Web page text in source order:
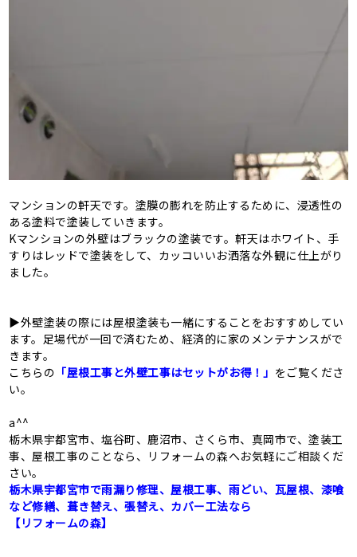
マンションの軒天です。塗膜の膨れを防止するために、浸透性の
ある塗料で塗装していきます。
Kマンションの外壁はブラックの塗装です。軒天はホワイト、手
すりはレッドで塗装をして、カッコいいお洒落な外観に仕上がり
ました。
▶外壁塗装の際には屋根塗装も一緒にすることをおすすめしてい
ます。足場代が一回で済むため、経済的に家のメンテナンスがで
きます。
こちらの 「屋根工事と外壁工事はセットがお得！」 をご覧くださ
い。
a^^
栃木県宇都宮市、塩谷町、鹿沼市、さくら市、真岡市で、塗装工
事、屋根工事のことなら、リフォームの森へお気軽にご相談くだ
さい。
栃木県宇都宮市で雨漏り修理、屋根工事、雨どい、瓦屋根、漆喰
など修繕、葺き替え、張替え、カバー工法なら
【リフォームの森】